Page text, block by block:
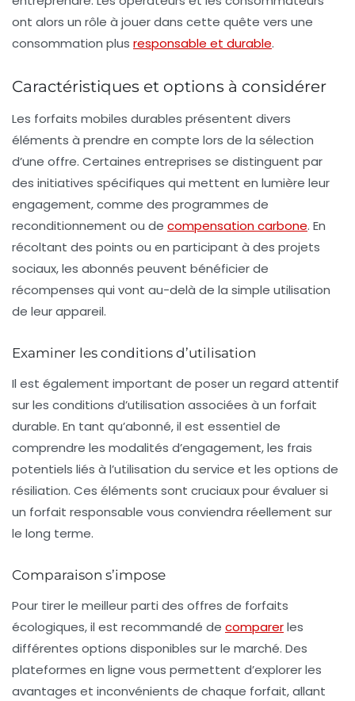
ont alors un rôle à jouer dans cette quête vers une
consommation plus responsable et durable.
Caractéristiques et options à considérer
Les forfaits mobiles durables présentent divers
éléments à prendre en compte lors de la sélection
d’une offre. Certaines entreprises se distinguent par
des initiatives spécifiques qui mettent en lumière leur
engagement, comme des programmes de
reconditionnement ou de compensation carbone. En
récoltant des points ou en participant à des projets
sociaux, les abonnés peuvent bénéficier de
récompenses qui vont au-delà de la simple utilisation
de leur appareil.
Examiner les conditions d’utilisation
Il est également important de poser un regard attentif
sur les conditions d’utilisation associées à un forfait
durable. En tant qu’abonné, il est essentiel de
comprendre les modalités d’engagement, les frais
potentiels liés à l’utilisation du service et les options de
résiliation. Ces éléments sont cruciaux pour évaluer si
un forfait responsable vous conviendra réellement sur
le long terme.
Comparaison s’impose
Pour tirer le meilleur parti des offres de forfaits
écologiques, il est recommandé de comparerles
différentes options disponibles sur le marché. Des
plateformes en ligne vous permettent d’explorer les
avantages et inconvénients de chaque forfait, allant